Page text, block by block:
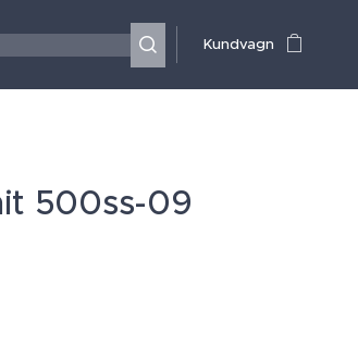
Kundvagn
500ss-09